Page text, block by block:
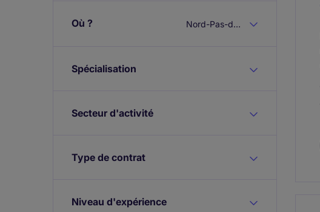
Où ? Nord-Pas-de-Calais
Spécialisation
Secteur d'activité
Type de contrat
Niveau d'expérience